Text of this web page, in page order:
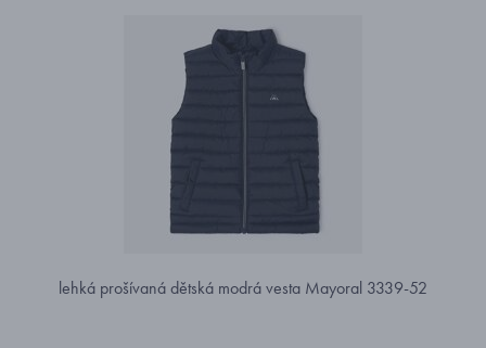
lehká prošívaná dětská modrá vesta Mayoral 3339-52